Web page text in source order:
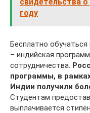
году
Бесплатно
– индийская
сотрудничества.
программы, в
Индии получили
Студентам
выплачивается